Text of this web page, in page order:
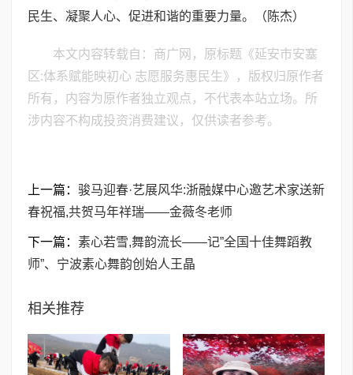
民生、凝聚人心、促进和谐的重要力量。（陈杰）
本文内容转载自：商广网，原标题《延安市安塞
区:体系赋能映初心 志愿服务惠民生》，版权归原作者
所有，内容为原作者独立观点，不代表本站立场。所
涉内容不构成投资消费建议，仅供读者参考。
上一篇： 骏马迎春·艺展风华:浙融媒中心邀艺术家送新
春祝福,共贺马年祥瑞——金薇冬老师
下一篇： 素心若雪,舞韵流长——记”全国十佳舞蹈教
师”、宁波素心舞韵创始人王晶
相关推荐